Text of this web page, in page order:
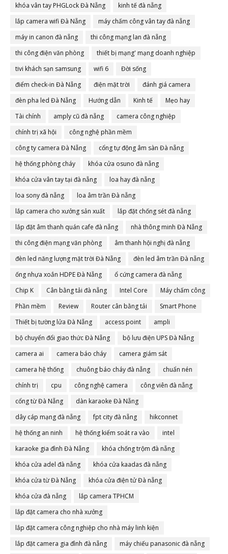
khóa vân tay PHGLock Đà Nẵng
kinh tế đà nẵng
lắp camera wifi Đà Nẵng
máy chấm công vân tay đà nẵng
máy in canon đà nẵng
thi công mạng lan đà nẵng
thi công điện văn phòng
thiết bị mạng' mạng doanh nghiệp
tivi khách sạn samsung
wifi 6
Đời sống
điểm check-in Đà Nẵng
điện mặt trời
đánh giá camera
đèn pha led Đà Nẵng
Hướng dẫn Kinh tế
Mẹo hay
Tài chính
amply cũ đà nẵng
camera công nghiệp
chính trị xã hội
công nghệ phần mềm
công ty camera Đà Nẵng
cổng tự động âm sàn Đà nẵng
hệ thống phòng cháy
khóa cửa osuno đà nẵng
khóa cửa vân tay tại đà nẵng
loa hay đà nẵng
loa sony đà nẵng
loa âm trần Đà nẵng
lắp camera cho xưởng sản xuất
lắp đặt chống sét đà nẵng
lắp đặt âm thanh quán cafe đà nẵng
nhà thông minh Đà Nẵng
thi công điện mạng văn phòng
âm thanh hội nghị đà nẵng
đèn led năng lượng mặt trời Đà Nẵng
đèn led âm trần Đà nẵng
ống nhựa xoắn HDPE Đà Nẵng
ổ cứng camera đà nẵng
Chip K
Cân bằng tải đà nẵng Intel Core
Máy chấm công
Phần mềm
Review Router cân bằng tải
Smart Phone
Thiết bị tường lửa Đà Nẵng
access point
ampli
bộ chuyển đổi giao thức Đà Nẵng
bộ lưu điện UPS Đà Nẵng
camera ai
camera báo cháy
camera giám sát
camera hệ thống
chuông báo cháy đà nẵng
chuẩn nén
chính trị
cpu công nghệ camera
công viên đà nẵng
cổng từ Đà Nẵng
dàn karaoke Đà Nẵng
dây cáp mạng đà nẵng
fpt city đà nẵng
hikconnet
hệ thống an ninh
hệ thống kiểm soát ra vào
intel
karaoke gia đình Đà Nẵng
khóa chống trộm đà nẵng
khóa cửa adel đà nẵng
khóa cửa kaadas đà nẵng
khóa cửa từ Đà Nẵng
khóa cửa điện tử Đà nẵng
khóa cửa đà nẵng
lắp camera TPHCM
lắp đặt camera cho nhà xưởng
lắp đặt camera công nghiệp cho nhà máy linh kiện
lắp đặt camera gia đình đà nẵng
máy chiếu panasonic đà nẵng